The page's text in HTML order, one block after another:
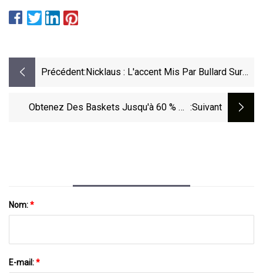
Précédent: Nicklaus : L'accent Mis Par Bullard Sur
Bien Servi L'économie
Obtenez Des Baskets Jusqu'à 60 % De :suivant
Nom:*
E-mail:*